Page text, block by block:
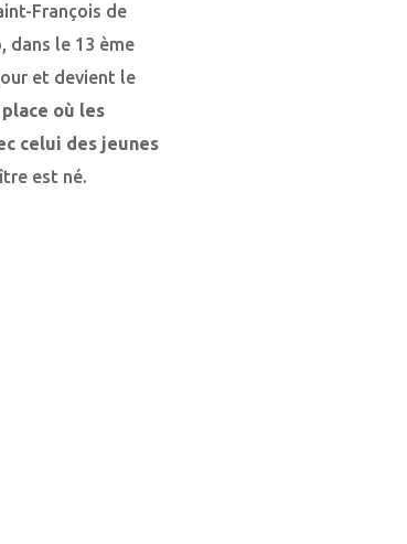
le 13 ème
et devient le
où les
celui des jeunes
est né.